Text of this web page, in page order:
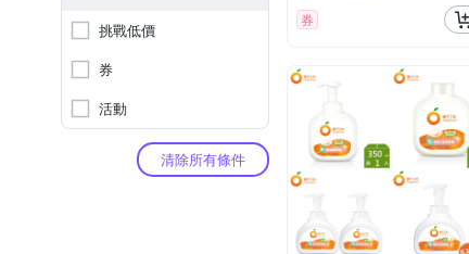
挑戰低價
券
活動
清除所有條件
券